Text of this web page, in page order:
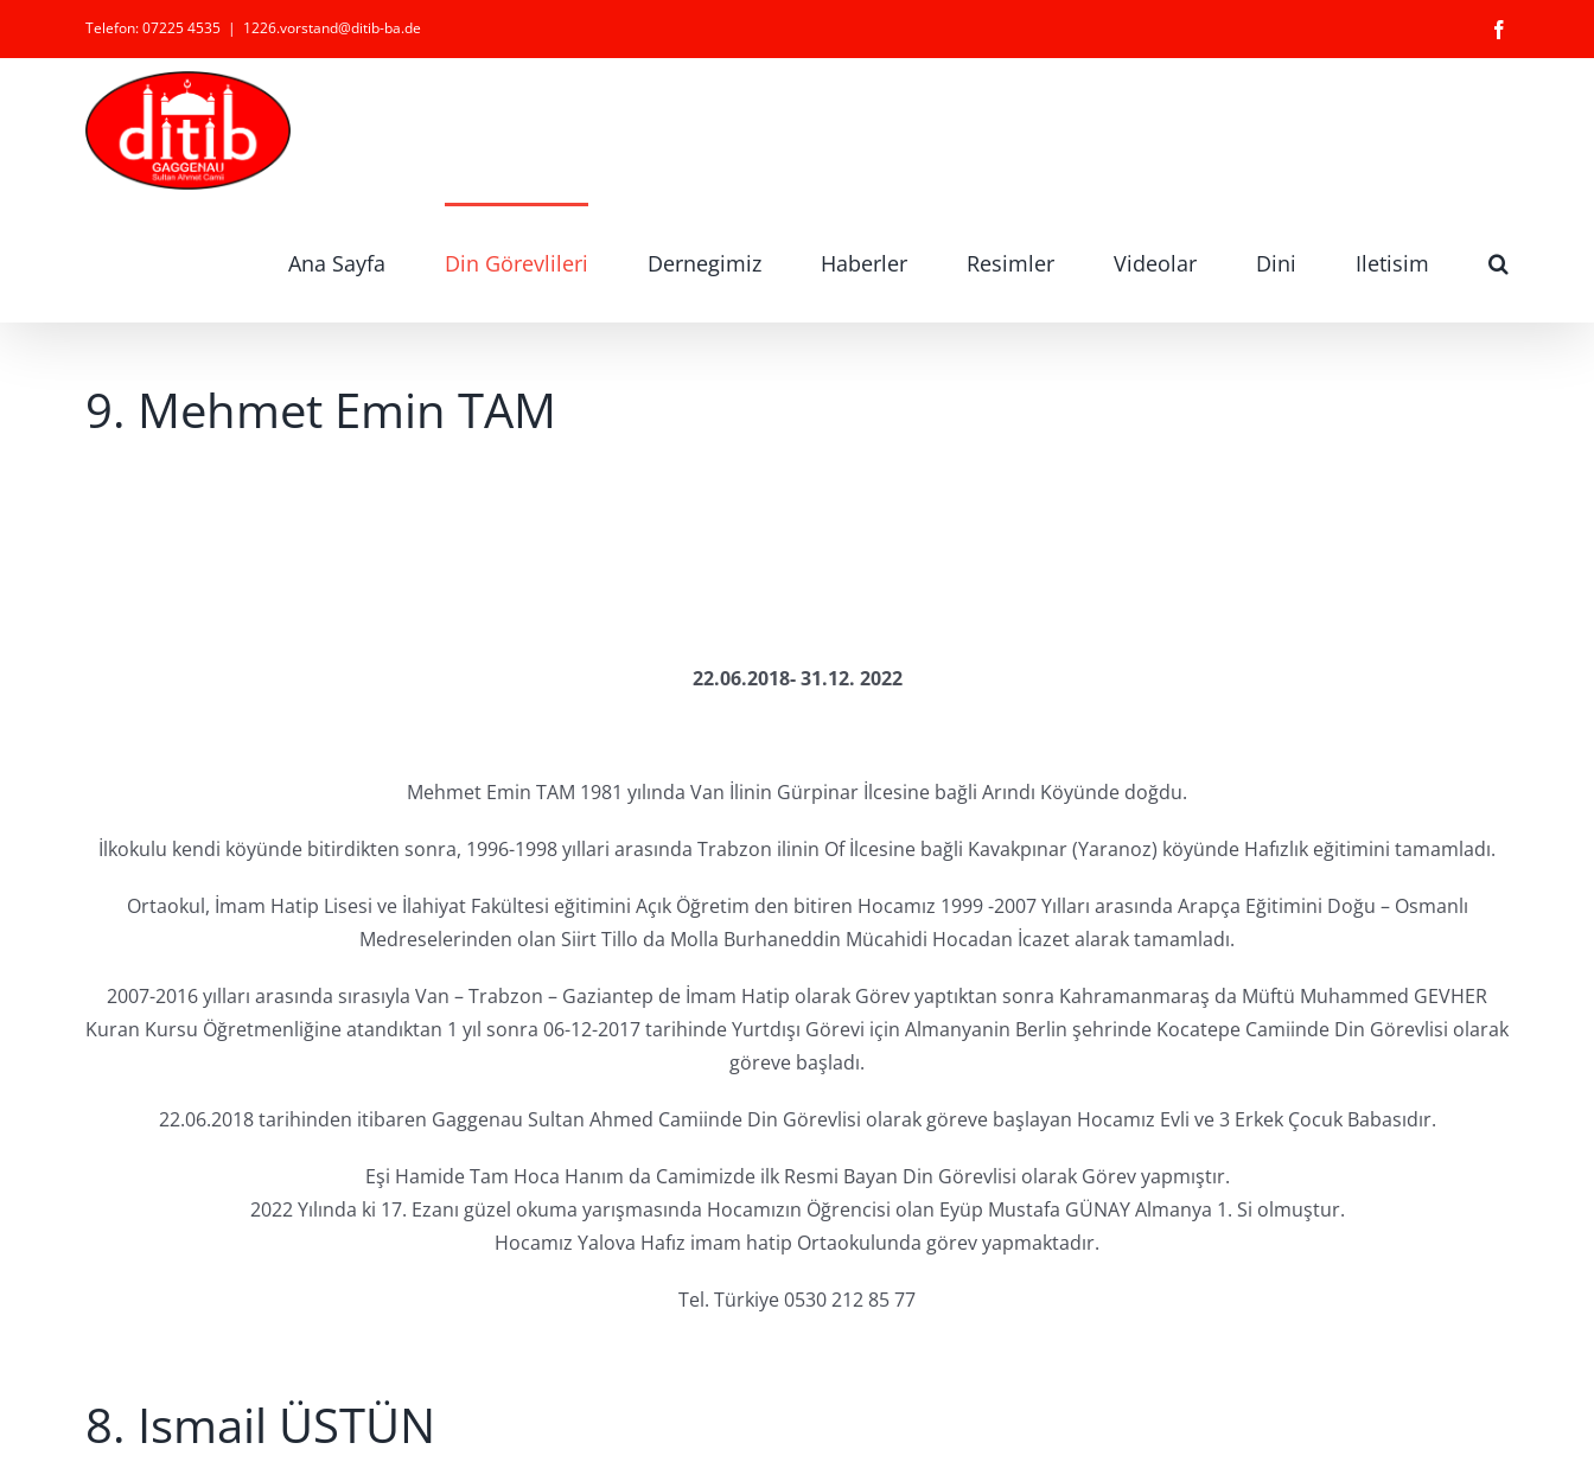
Telefon: 07225 4535 | 1226.vorstand@ditib-ba.de
Ana Sayfa Din Görevlileri Dernegimiz Haberler Resimler Videolar Dini Iletisim
9. Mehmet Emin TAM
22.06.2018- 31.12. 2022
Mehmet Emin TAM 1981 yılında Van İlinin Gürpinar İlcesine bağli Arındı Köyünde doğdu.
İlkokulu kendi köyünde bitirdikten sonra, 1996-1998 yıllari arasında Trabzon ilinin Of İlcesine bağli Kavakpınar (Yaranoz) köyünde Hafızlık eğitimini tamamladı.
Ortaokul, İmam Hatip Lisesi ve İlahiyat Fakültesi eğitimini Açık Öğretim den bitiren Hocamız 1999 -2007 Yılları arasında Arapça Eğitimini Doğu – Osmanlı
Medreselerinden olan Siirt Tillo da Molla Burhaneddin Mücahidi Hocadan İcazet alarak tamamladı.
2007-2016 yılları arasında sırasıyla Van – Trabzon – Gaziantep de İmam Hatip olarak Görev yaptıktan sonra Kahramanmaraş da Müftü Muhammed GEVHER
Kuran Kursu Öğretmenliğine atandıktan 1 yıl sonra 06-12-2017 tarihinde Yurtdışı Görevi için Almanyanin Berlin şehrinde Kocatepe Camiinde Din Görevlisi olarak
göreve başladı.
22.06.2018 tarihinden itibaren Gaggenau Sultan Ahmed Camiinde Din Görevlisi olarak göreve başlayan Hocamız Evli ve 3 Erkek Çocuk Babasıdır.
Eşi Hamide Tam Hoca Hanım da Camimizde ilk Resmi Bayan Din Görevlisi olarak Görev yapmıştır.
2022 Yılında ki 17. Ezanı güzel okuma yarışmasında Hocamızın Öğrencisi olan Eyüp Mustafa GÜNAY Almanya 1. Si olmuştur.
Hocamız Yalova Hafız imam hatip Ortaokulunda görev yapmaktadır.
Tel. Türkiye 0530 212 85 77
8. Ismail ÜSTÜN